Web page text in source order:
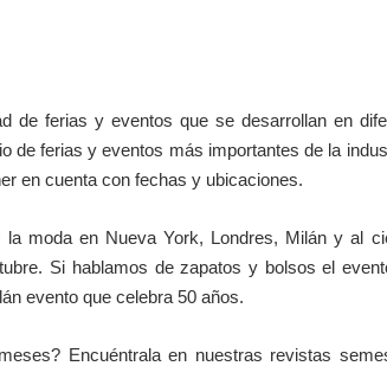
de ferias y eventos que se desarrollan en
de ferias y eventos más importantes de la
en cuenta con fechas y ubicaciones.
moda en Nueva York, Londres, Milán y al
Si hablamos de zapatos y bolsos el
evento que celebra 50 años.
Encuéntrala en nuestras revistas